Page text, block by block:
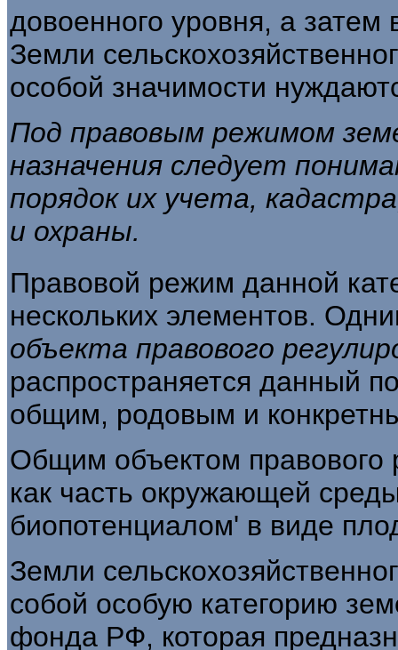
довоенного уровня, а затем
Земли
особой значимости
Под правовым режимом
назначе­ния следует
порядок их учета,
и охраны.
Правовой режим данной
несколь­ких элементов.
объекта правового
распространяется данный
общим, родовым и
Общим объектом правового
как часть окружающей
биопотенциалом' в виде
Земли
собой осо­бую категорию
фонда РФ, которая